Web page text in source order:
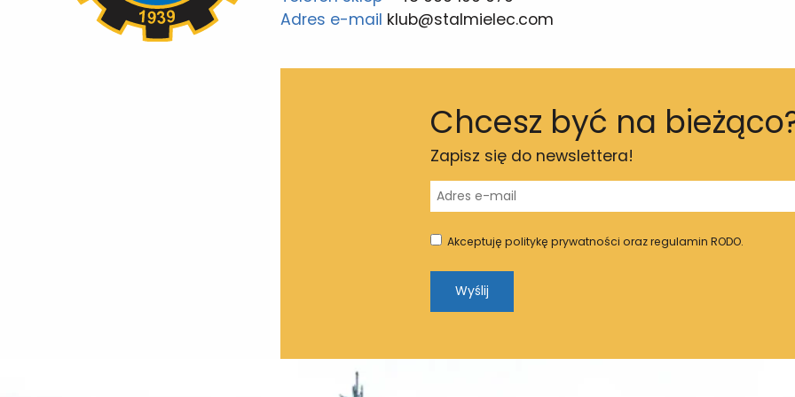
Adres e-mail klub@stalmielec.com
Chcesz być na
Zapisz się do newslettera!
Akceptuję politykę prywatności oraz regulamin RODO.